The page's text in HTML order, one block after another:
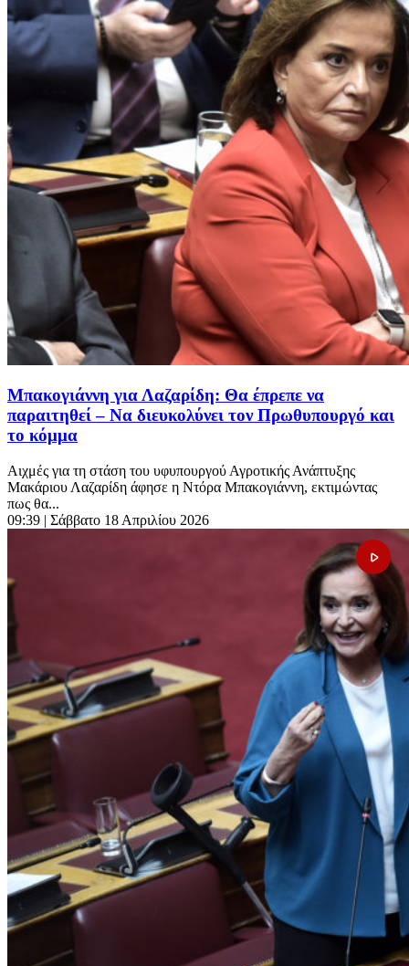
Μπακογιάννη για Λαζαρίδη: Θα έπρεπε να
παραιτηθεί – Να διευκολύνει τον Πρωθυπουργό και
το κόμμα
Αιχμές για τη στάση του υφυπουργού Αγροτικής Ανάπτυξης
Μακάριου Λαζαρίδη άφησε η Ντόρα Μπακογιάννη, εκτιμώντας
πως θα...
09:39 | Σάββατο 18 Απριλίου 2026